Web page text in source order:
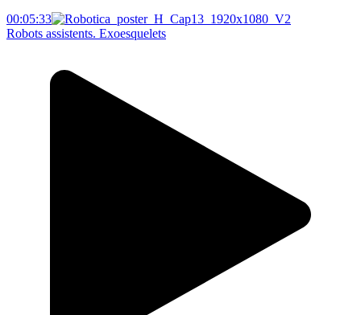
00:05:33
Robots assistents. Exoesquelets